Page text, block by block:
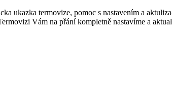
termovize, pomoc s nastavením a
Vám na přání kompletně nastavíme a